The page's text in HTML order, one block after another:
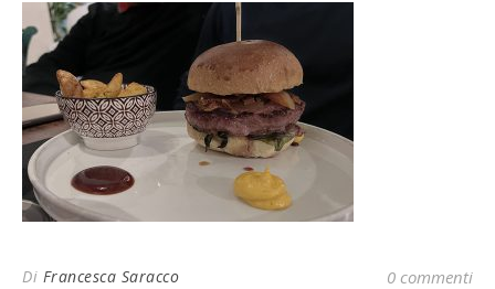
Di Francesca Saracco 0 commenti